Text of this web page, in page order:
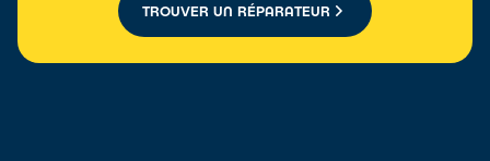
TROUVER UN RÉPARATEUR